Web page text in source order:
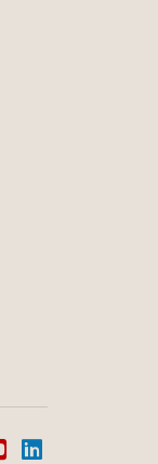
یوتیوبلینکدین